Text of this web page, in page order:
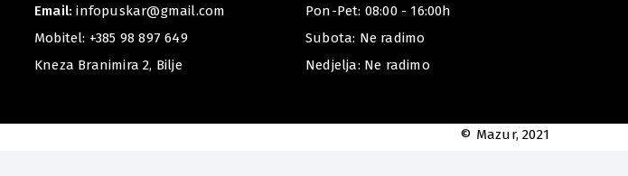
Email:infopuskar@gmail.com
Mobitel: +385 98 897 649
Kneza Branimira 2, Bilje
Pon-Pet: 08:00 - 16:00h
Subota: Ne radimo
Nedjelja: Ne radimo
© Mazur, 2021